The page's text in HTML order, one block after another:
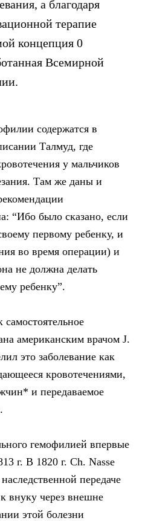
а благодаря
терапие
концепция 0
Всемирной
содержатся в
Талмуд, где
у мальчиков
Там же даны и
“Ибо было сказано, если
первому ребенку, и
во время операции) и
не должна делать
ребенку”.
американским врачом J.
это заболевание как
кровотечениями,
и передаваемое
гемофилией впервые
г. В 1820 г. Ch. Nasse
передаче
внуку через внешне
этой болезни